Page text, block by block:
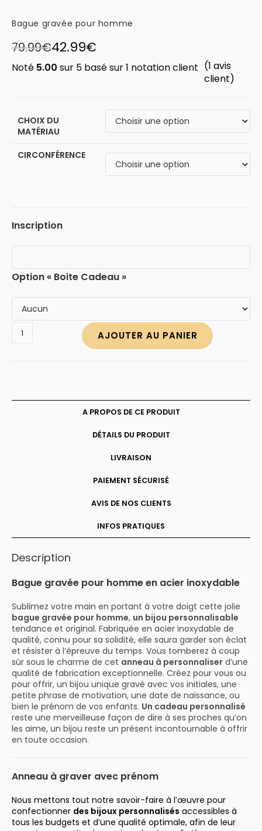
Bague gravée pour homme
79.99€42.99€
Noté 5.00 sur 5 basé sur1 notation client (1 avis
client)
CHOIX DU
MATÉRIAU
CIRCONFÉRENCE
Inscription
Option « Boite Cadeau »
AJOUTER AU PANIER
A PROPOS DE CE PRODUIT
DÉTAILS DU PRODUIT
LIVRAISON
PAIEMENT SÉCURISÉ
AVIS DE NOS CLIENTS
INFOS PRATIQUES
Description
Bague gravée pour homme en acier inoxydable
Sublimez votre main en portant à votre doigt cette jolie
bague gravée pour homme, un bijou personnalisable
tendance et original. Fabriquée en acier inoxydable de
qualité, connu pour sa solidité, elle saura garder son éclat
et résister à l’épreuve du temps. Vous tomberez à coup
sûr sous le charme de cet anneau à personnaliser d’une
qualité de fabrication exceptionnelle. Créez pour vous ou
pour offrir, un bijou unique gravé avec vos initiales, une
petite phrase de motivation, une date de naissance, ou
bien le prénom de vos enfants. Un cadeau personnalisé
reste une merveilleuse façon de dire à ses proches qu’on
les aime, un bijou reste un présent incontournable à offrir
en toute occasion.
Anneau à graver avec prénom
Nous mettons tout notre savoir-faire à l’œuvre pour
confectionner des bijoux personnalisés accessibles à
tous les budgets et d’une qualité optimale, afin de leur